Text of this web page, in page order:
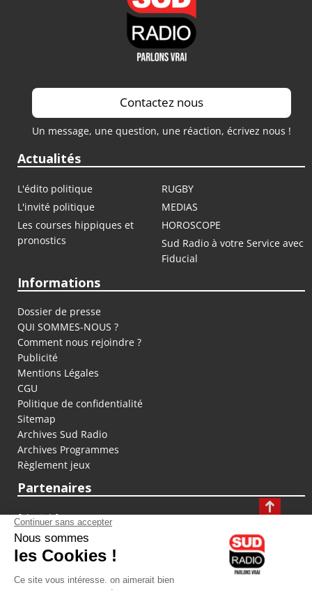
Contactez nous
Un message, une question, une réaction, écrivez nous !
Actualités
L'édito politique
RUGBY
L'invité politique
MEDIAS
Les courses hippiques et
pronostics
HOROSCOPE
Sud Radio à votre Service avec
Fiducial
Informations
Dossier de presse
QUI SOMMES-NOUS ?
Comment nous rejoindre ?
Publicité
Mentions Légales
CGU
Politique de confidentialité
Sitemap
Archives Sud Radio
Archives Programmes
Règlement jeux
Partenaires
fiducial.fr
lyoncapitale.fr
olympique-et-lyonnais.com
L'application Iphone / Android